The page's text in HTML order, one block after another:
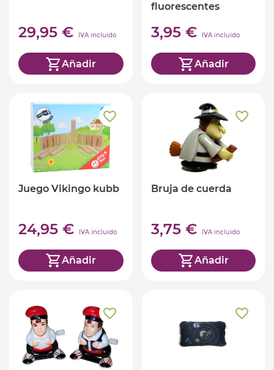
29,95 € IVA incluido
Añadir
fluorescentes
3,95 € IVA incluido
Añadir
Juego Vikingo kubb
24,95 € IVA incluido
Añadir
Bruja de cuerda
3,75 € IVA incluido
Añadir